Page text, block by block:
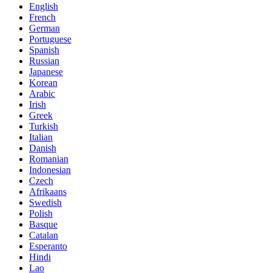
English
French
German
Portuguese
Spanish
Russian
Japanese
Korean
Arabic
Irish
Greek
Turkish
Italian
Danish
Romanian
Indonesian
Czech
Afrikaans
Swedish
Polish
Basque
Catalan
Esperanto
Hindi
Lao